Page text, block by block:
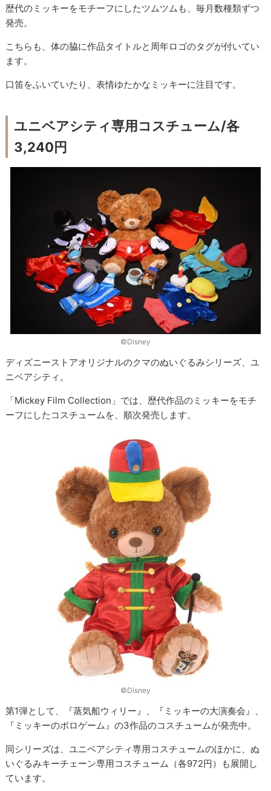
歴代のミッキーをモチーフにしたツムツムも、毎月数種類ずつ
発売。
こちらも、体の脇に作品タイトルと周年ロゴのタグが付いてい
ます。
口笛をふいていたり、表情ゆたかなミッキーに注目です。
ユニベアシティ専用コスチューム/各
3,240円
©Disney
ディズニーストアオリジナルのクマのぬいぐるみシリーズ、ユ
ニベアシティ。
「Mickey Film Collection」では、歴代作品のミッキーをモチ
ーフにしたコスチュームを、順次発売します。
©Disney
第1弾として、『蒸気船ウィリー』、『ミッキーの大演奏会』、
『ミッキーのポロゲーム』の3作品のコスチュームが発売中。
同シリーズは、ユニベアシティ専用コスチュームのほかに、ぬ
いぐるみキーチェーン専用コスチューム（各972円）も展開し
ています。